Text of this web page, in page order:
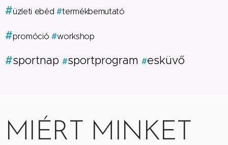
#üzleti ebéd #termékbemutató
#promóció #workshop
#sportnap #sportprogram #esküvő
MIÉRT MINKET